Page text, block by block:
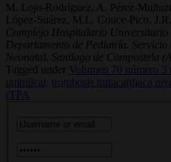
M. Lojo-Rodríguez, A. Pérez-
López-Suárez, M.L. Couce-Pico,
Complejo Hospitalario Universitario
Departamento de Pediatría.
Neonatal. Santiago de Compostela
Tagged under
Volumen 70 número 3
umbilical,
trombosis intracardiaca
rTPA